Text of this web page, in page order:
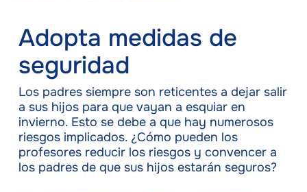
Adopta medidas de
seguridad
Los padres siempre son reticentes a dejar salir
a sus hijos para que vayan a esquiar en
invierno. Esto se debe a que hay numerosos
riesgos implicados. ¿Cómo pueden los
profesores reducir los riesgos y convencer a
los padres de que sus hijos estarán seguros?